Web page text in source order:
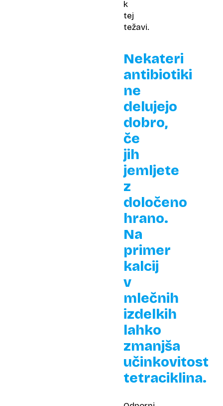
k
tej
težavi.
Nekateri
antibiotiki
ne
delujejo
dobro,
če
jih
jemljete
z
določeno
hrano.
Na
primer
kalcij
v
mlečnih
izdelkih
lahko
zmanjša
učinkovitost
tetraciklina.